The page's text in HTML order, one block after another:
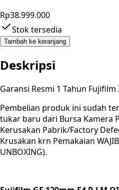
Rp38.999.000
Stok tersedia
Tambah ke keranjang
Deskripsi
Garansi Resmi 1 Tahun
Pembelian produk ini sudah
tukar baru dari Bursa Kamera
Kerusakan Pabrik/Factory
Krusakan krn Pemakaian
UNBOXING).